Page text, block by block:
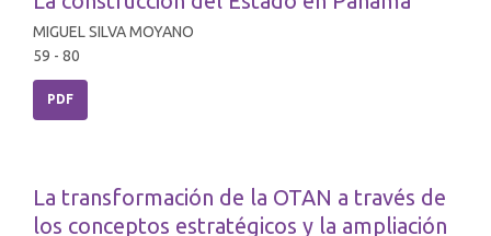
MIGUEL SILVA MOYANO
59 - 80
PDF
La transformación de la OTAN a través de
los conceptos estratégicos y la ampliación